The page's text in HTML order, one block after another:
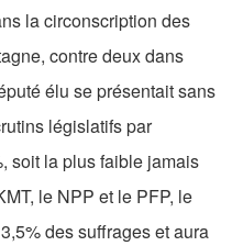
la circonscription des
contre deux dans
élu se présentait sans
législatifs par
soit la plus faible jamais
le NPP et le PFP, le
des suffrages et aura